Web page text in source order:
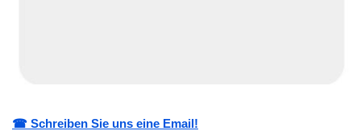
☎ Schreiben Sie uns eine Email!